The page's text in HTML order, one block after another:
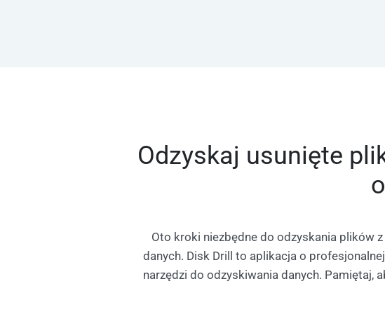
Odzyskaj usunięte
Oto kroki niezbędne do odzyskania plików
danych. Disk Drill to aplikacja o
narzędzi do odzyskiwania danych. Pamiętaj,